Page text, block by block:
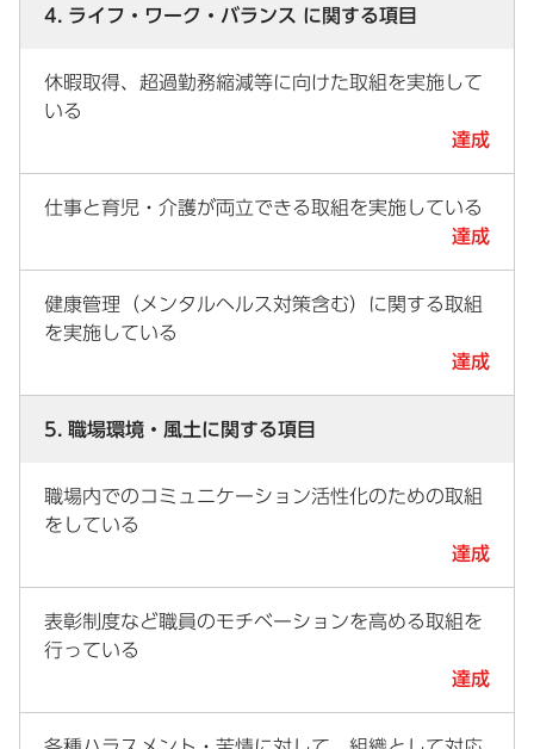
4. ライフ・ワーク・バランス に関する項目
休暇取得、超過勤務縮減等に向けた取組を実施して
いる
達成
仕事と育児・介護が両立できる取組を実施している
達成
健康管理（メンタルヘルス対策含む）に関する取組
を実施している
達成
5. 職場環境・風土に関する項目
職場内でのコミュニケーション活性化のための取組
をしている
達成
表彰制度など職員のモチベーションを高める取組を
行っている
達成